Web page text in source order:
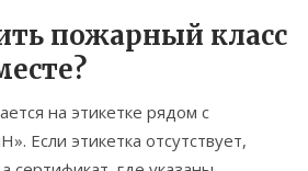
пожарный класс
на этикетке рядом с
Если этикетка отсутствует,